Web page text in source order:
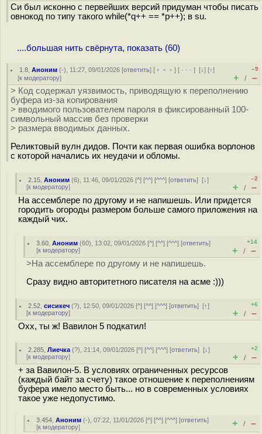
Си был исконно с первейших версий придуман чтобы писать
овнокод по типу такого while(*q++ == *p++); в su.
....большая нить свёрнута, показать (60)
1.8 ,Аноним (-), 11:27, 09/01/2026 [ответить] [ ﹢﹢﹢] [ · · ·][↓] [↑]
[к модератору]
–9
+ / –
> Код содержал уязвимость, приводящую к переполнению
буфера из-за копирования
> вводимого пользователем пароля в фиксированный 100-
символьный массив без проверки
> размера вводимых данных.
Реликтовый вулн дидов. Почти как первая ошибка ворлонов
с которой начались их неудачи и обломы.
2.15 ,Аноним (6), 11:46, 09/01/2026 [^] [^^] [^^^] [ответить][↓]
[к модератору]
–2
+ / –
На ассемблере по другому и не напишешь. Или придется
городить огороды размером больше самого приложения на
каждый чих.
3.60 ,Аноним (60), 13:02, 09/01/2026 [^] [^^] [^^^] [ответить]
[к модератору]
+14
+ / –
>На ассемблере по другому и не напишешь.
Сразу видно авторитетного писателя на асме :)))
2.52 ,сисикеч (?), 12:50, 09/01/2026 [^] [^^] [^^^] [ответить][↑]
[к модератору]
+6
+ / –
Охх, ты ж! Вавилон 5 подкатил!
2.285 ,Лиечка (?), 21:14, 09/01/2026 [^] [^^] [^^^] [ответить][↓]
[к модератору]
+2
+ / –
+ за Вавилон-5. В условиях ограниченных ресурсов
(каждый байт за счету) такое отношение к переполнениям
буфера имело место быть... но в современных условиях
такое уже недопустимо.
3.454 ,Аноним (-), 07:22, 11/01/2026 [^] [^^] [^^^] [ответить]
[к модератору] + / –